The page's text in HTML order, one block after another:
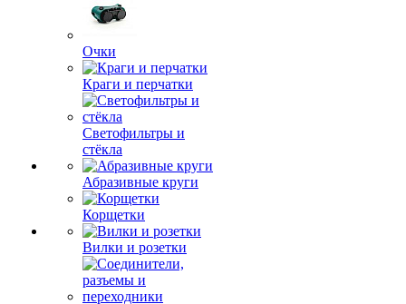
Очки
Краги и перчатки
Светофильтры и
стёкла
Абразивные круги
Корщетки
Вилки и розетки